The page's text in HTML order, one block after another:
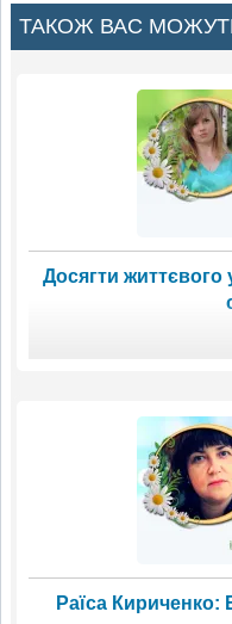
ТАКОЖ ВАС
Досягти життєвого
Раїса Кириченко: